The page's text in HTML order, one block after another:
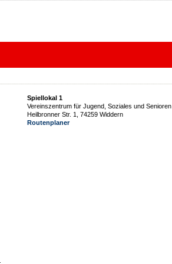
Spiellokal 1
Vereinszentrum für Jugend, Soziales und Senioren
Heilbronner Str. 1, 74259 Widdern
Routenplaner